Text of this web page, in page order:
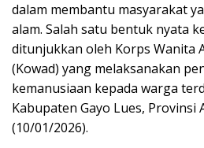
dalam membantu masyarakat
alam. Salah satu bentuk nyata
ditunjukkan oleh Korps Wanita
(Kowad) yang melaksanakan
kemanusiaan kepada warga
Kabupaten Gayo Lues, Provinsi
(10/01/2026).